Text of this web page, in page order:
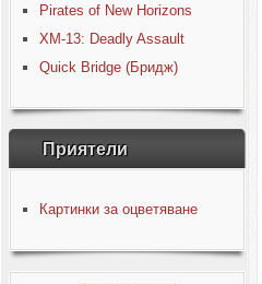
Pirates of New Horizons
XM-13: Deadly Assault
Quick Bridge (Бридж)
Приятели
Картинки за оцветяване